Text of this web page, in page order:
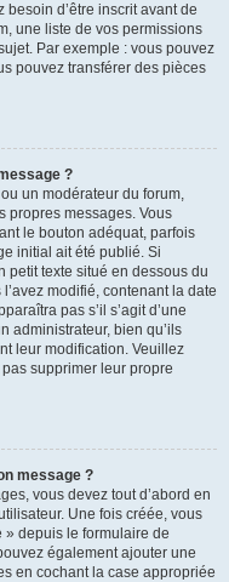
d’être inscrit avant de
une liste de vos permissions
Par exemple : vous pouvez
pouvez transférer des pièces
?
un modérateur du forum,
propres messages. Vous
le bouton adéquat, parfois
initial ait été publié. Si
petit texte situé en dessous du
modifié, contenant la date
pas s’il s’agit d’une
administrateur, bien qu’ils
leur modification. Veuillez
supprimer leur propre
message ?
vous devez tout d’abord en
Une fois créée, vous
depuis le formulaire de
également ajouter une
en cochant la case appropriée